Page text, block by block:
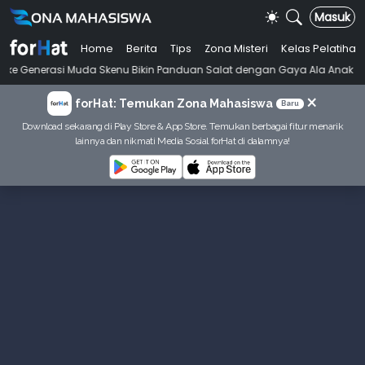
Masuk
Home Berita Tips Zona Misteri
Kelas Pelatihan
Muda Skenu Bikin Panduan Salat dengan Gaya Ala Anak Skena •
forHat: Temukan Zona Mahasiswa Baru ×
Download sekarang di Play Store & App Store. Temukan berbagai fitur menarik
lainnya dan nikmati Media Sosial forHat di dalamnya!